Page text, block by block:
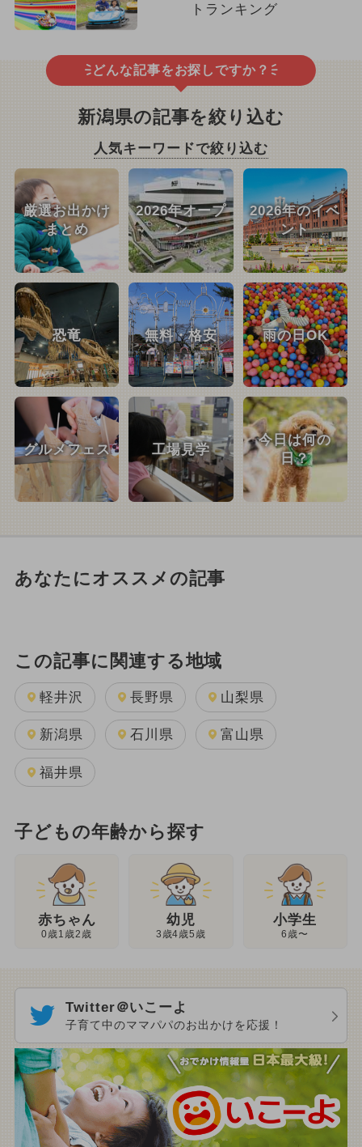
トランキング
どんな記事をお探しですか？
新潟県の記事を絞り込む
人気キーワードで絞り込む
厳選お出かけ
まとめ
2026年オープ
ン
2026年のイベ
ント
恐竜 無料・格安 雨の日OK
グルメフェス 工場見学
今日は何の
日？
あなたにオススメの記事
この記事に関連する地域
軽井沢 長野県 山梨県
新潟県 石川県 富山県
福井県
子どもの年齢から探す
赤ちゃん
0歳1歳2歳
幼児
3歳4歳5歳
小学生
6歳〜
Twitter＠いこーよ
子育て中のママパパのお出かけを応援！